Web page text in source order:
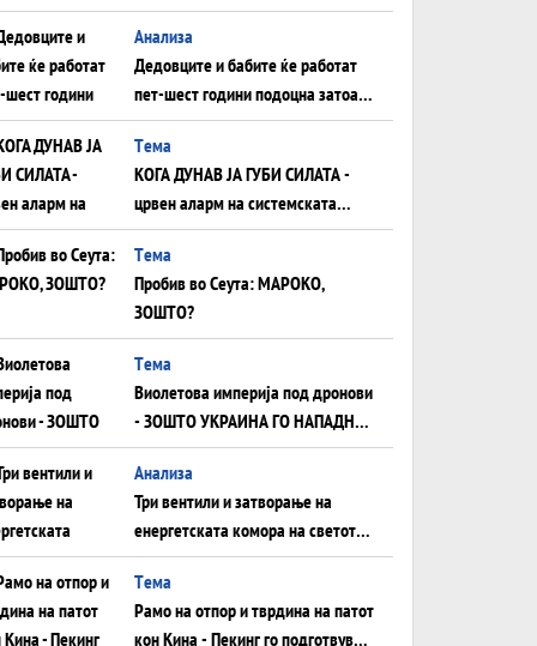
Анализа
Дедовците и бабите ќе работат
пет-шест години подоцна затоа
што НЕМААТ ВНУЦИ ДА ГИ
ЗАМЕНАТ
Tема
КОГА ДУНАВ ЈА ГУБИ СИЛАТА -
црвен аларм на системската
плоча од јужна Германија до
Црното Море...
Tема
Пробив во Сеута: МАРОКО,
ЗОШТО?
Tема
Виолетова империја под дронови
- ЗОШТО УКРАИНА ГО НАПАДНА
РУСКИОТ WILDBERRIES
Aнализа
Три вентили и затворање на
енергетската комора на светот:
Нападот во Суец најавува
глобален енергетски инфаркт?
Tема
Рамо на отпор и тврдина на патот
кон Кина - Пекинг го подготвува